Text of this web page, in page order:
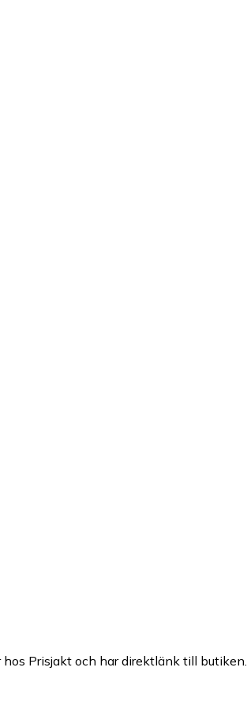
Prisjakt och har direktlänk till butiken.